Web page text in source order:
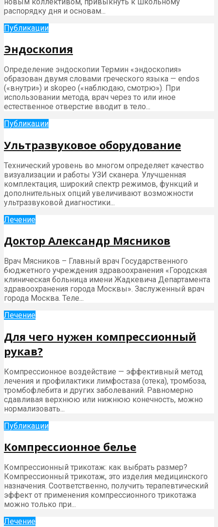
распорядку дня и основам...
Публикации
Эндоскопия
Определение эндоскопии Термин «эндоскопия»
образован двумя словами греческого языка — endos
(«внутри») и skopeo («наблюдаю, смотрю»). При
использовании метода, врач через то или иное
естественное отверстие вводит в тело...
Публикации
Ультразвуковое оборудование
Технический уровень во многом определяет качество
визуализации и работы УЗИ сканера. Улучшенная
комплектация, широкий спектр режимов, функций и
дополнительных опций увеличивают возможности
ультразвуковой диагностики...
Лечение
Доктор Александр Мясников
Врач Мясников – Главный врач Государственного
бюджетного учреждения здравоохранения «Городская
клиническая больница имени Жадкевича Департамента
здравоохранения города Москвы». Заслуженный врач
города Москва. Теле...
Лечение
Для чего нужен компрессионный
рукав?
Компрессионное воздействие — эффективный метод
лечения и профилактики лимфостаза (отека), тромбоза,
тромбофлебита и других заболеваний. Равномерно
сдавливая верхнюю или нижнюю конечность, можно
нормализовать...
Публикации
Компрессионное белье
Компрессионный трикотаж: как выбрать размер?
Компрессионный трикотаж, это изделия медицинского
назначения. Соответственно, получить терапевтический
эффект от применения компрессионного трикотажа
можно только при...
Лечение